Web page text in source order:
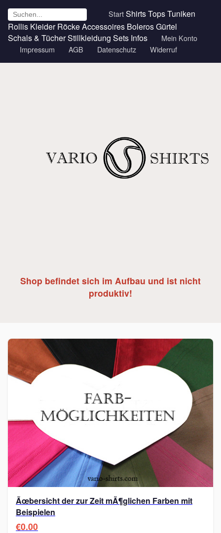
StartShirtsTopsTuniken
Rollis Kleider RöckeAccessoires BolerosGürtel
Schals & TücherStillkleidung Sets Infos
Mein Konto
Impressum
AGB Datenschutz Widerruf
Shop befindet sich im Aufbau und ist nicht
produktiv!
Ãœbersicht der zur Zeit mÃ¶glichen Farben mit
Beispielen
€0.00